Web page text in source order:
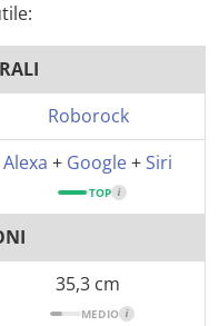
Roborock
Alexa + Google+Siri
TOP i
35,3 cm
MEDIO i